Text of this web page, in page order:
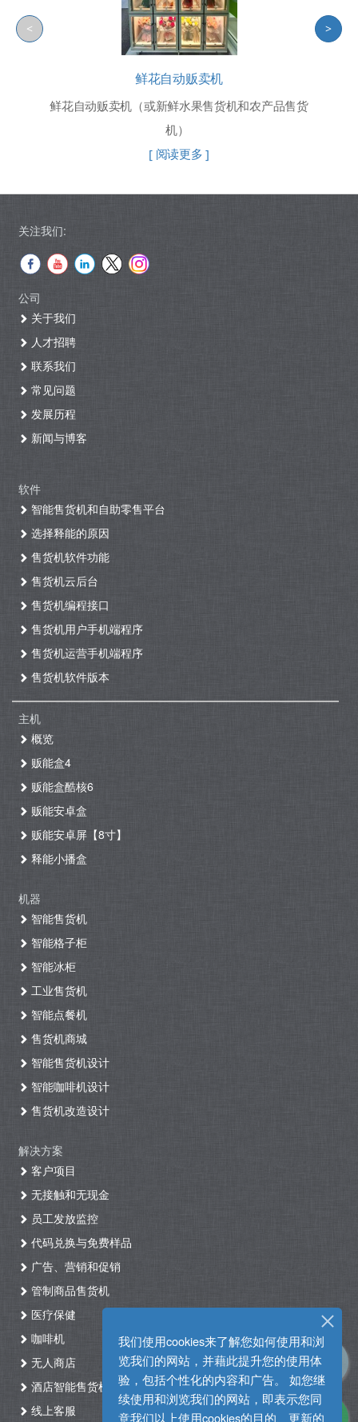
我们使用cookies来了解您如何使用和浏
览我们的网站，并藉此提升您的使用体
验，包括个性化的内容和广告。 如您继
续使用和浏览我们的网站，即表示您同
意我们以上使用cookies的目的、更新的
鲜花自动贩卖机
鲜花自动贩卖机（或新鲜水果售货机和农产品售货
机）
[ 阅读更多 ]
< >
关注我们:
公司
关于我们
人才招聘
联系我们
常见问题
发展历程
新闻与博客
软件
智能售货机和自助零售平台
选择释能的原因
售货机软件功能
售货机云后台
售货机编程接口
售货机用户手机端程序
售货机运营手机端程序
售货机软件版本
主机
概览
贩能盒4
贩能盒酷核6
贩能安卓盒
贩能安卓屏【8寸】
释能小播盒
机器
智能售货机
智能格子柜
智能冰柜
工业售货机
智能点餐机
售货机商城
智能售货机设计
智能咖啡机设计
售货机改造设计
解决方案
客户项目
无接触和无现金
员工发放监控
代码兑换与免费样品
广告、营销和促销
管制商品售货机
医疗保健
咖啡机
无人商店
酒店智能售货机自助入住系统
线上客服